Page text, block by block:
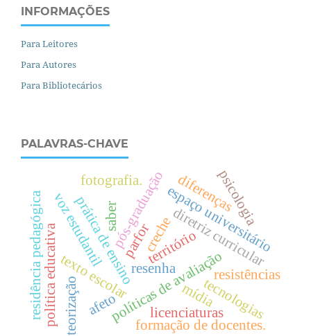
INFORMAÇÕES
Para Leitores
Para Autores
Para Bibliotecários
PALAVRAS-CHAVE
resenha
territóriodiretriz curricular
prática de ensino
texto escolarpolíticas de avaliação
espaço universitário
pós-graduação
saber
política educativa mídia
residência pedagógica licenciaturas
parfor
voz estudantil creche
psicologia
formação de docentes.
tecnologias
fotografia.
teorização
diferenças
afeto
resistências